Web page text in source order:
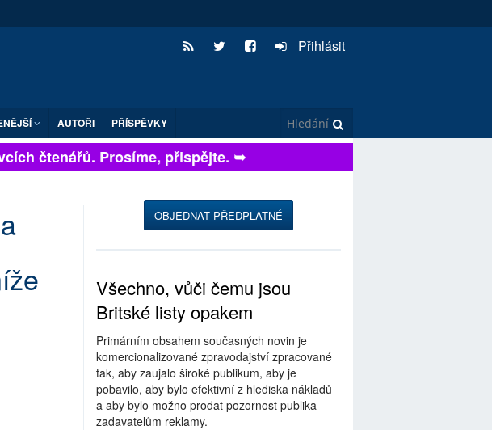
Přihlásit
AUTOŘI PŘÍSPĚVKY
čtenářů. Prosíme, přispějte. ➥
OBJEDNAT PŘEDPLATNÉ
Všechno, vůči čemu jsou
Britské listy opakem
Primárním obsahem současných novin je
komercionalizované zpravodajství zpracované
tak, aby zaujalo široké publikum, aby je
pobavilo, aby bylo efektivní z hlediska nákladů
a aby bylo možno prodat pozornost publika
zadavatelům reklamy.